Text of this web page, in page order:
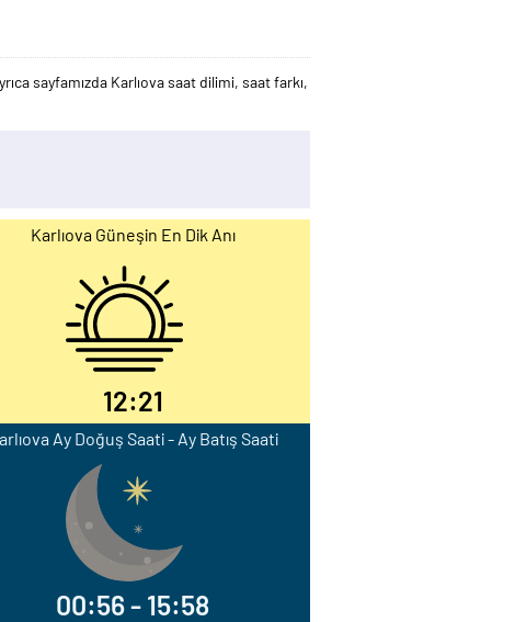
sayfamızda Karlıova saat dilimi, saat farkı,
Karlıova Güneşin En Dik Anı
12:21
Ay Doğuş Saati - Ay Batış Saati
00:56 - 15:58